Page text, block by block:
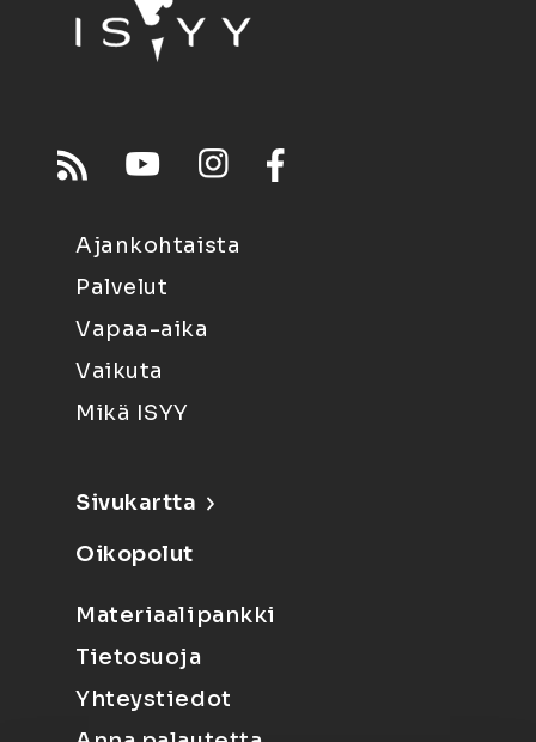
Ajankohtaista
Palvelut
Vapaa-aika
Vaikuta
Mikä ISYY
Sivukartta
Oikopolut
Materiaalipankki
Tietosuoja
Yhteystiedot